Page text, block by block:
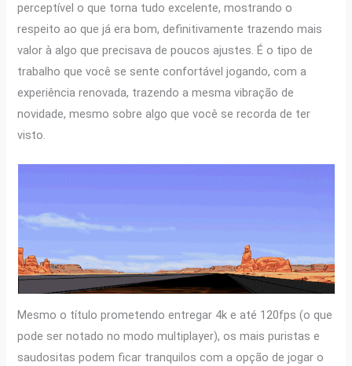
perceptível o que torna tudo excelente, mostrando o
respeito ao que já era bom, definitivamente trazendo mais
valor à algo que precisava de poucos ajustes. É o tipo de
trabalho que você se sente confortável jogando, com a
experiência renovada, trazendo a mesma vibração de
novidade, mesmo sobre algo que você se recorda de ter
visto.
Mesmo o título prometendo entregar 4k e até 120fps (o que
pode ser notado no modo multiplayer), os mais puristas e
saudositas podem ficar tranquilos com a opção de jogar o